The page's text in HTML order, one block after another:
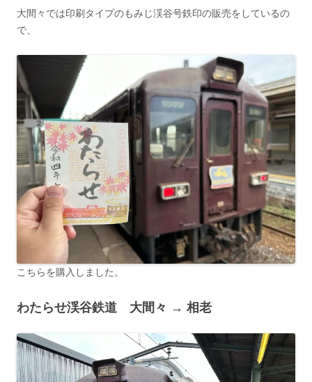
大間々では印刷タイプのもみじ渓谷号鉄印の販売をしているの
で、
こちらを購入しました。
わたらせ渓谷鉄道 大間々 → 相老